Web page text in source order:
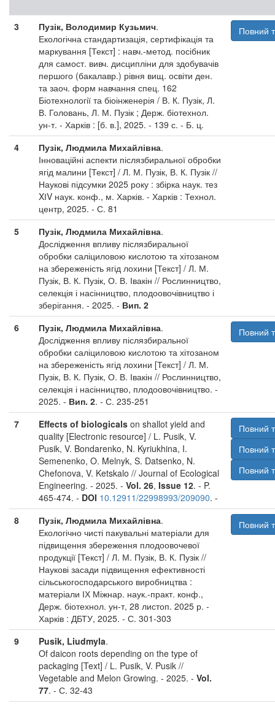
3 Пузік, Володимир Кузьмич.
Екологічна стандартизація, сертифікація та
маркування [Текст] : навч.-метод. посібник
для самост. вивч. дисципліни для здобувачів
першого (бакалавр.) рівня вищ. освіти ден.
та заоч. форм навчання спец. 162
Біотехнології та біоінженерія / В. К. Пузік, Л.
В. Головань, Л. М. Пузік ; Держ. біотехнол.
ун-т. - Харків : [б. в.], 2025. - 139 с. - Б. ц.
Повний
4 Пузік, Людмила Михайлівна.
Інноваційні аспекти післязбиральної обробки
ягід малини [Текст] / Л. М. Пузік, В. К. Пузік //
Наукові підсумки 2025 року : збірка наук. тез
XІV наук. конф., м. Харків. - Харків : Технол.
центр, 2025. - С. 81
5
Пузік, Людмила Михайлівна.
Дослідження впливу післязбиральної
обробки саліциловою кислотою та хітозаном
на збереженість ягід лохини [Текст] / Л. М.
Пузік, В. К. Пузік, О. В. Івакін // Рослинництво,
селекція і насінництво, плодоовочівництво і
зберігання. - 2025. - Вип. 2
6
Пузік, Людмила Михайлівна.
Дослідження впливу післязбиральної
обробки саліциловою кислотою та хітозаном
на збереженість ягід лохини [Текст] / Л. М.
Пузік, В. К. Пузік, О. В. Івакін // Рослинництво,
селекція і насінництво, плодоовочівництво. -
2025. - Вип. 2. - С. 235-251
Повний
7 Effects of biologicals on shallot yield and
quality [Electronic resource] / L. Pusik, V.
Pusik, V. Bondarenko, N. Kyriukhina, I.
Semenenko, O. Melnyk, S. Datsenko, N.
Chefonova, V. Ketskalo // Journal of Ecological
Engineering. - 2025. - Vol. 26, Issue 12. - P.
465-474. - DOI 10.12911/22998993/209090. -
Повний
Повний
Повний
8 Пузік, Людмила Михайлівна.
Екологічно чисті пакувальні матеріали для
підвищення збереження плодоовочевої
продукції [Текст] / Л. М. Пузік, В. К. Пузік //
Наукові засади підвищення ефективності
сільськогосподарського виробництва :
матеріали ІХ Міжнар. наук.-практ. конф.,
Держ. біотехнол. ун-т, 28 листоп. 2025 р. -
Харків : ДБТУ, 2025. - С. 301-303
Повний
9 Pusik, Liudmyla.
Of daicon roots depending on the type of
packaging [Text] / L. Pusik, V. Pusik //
Vegetable and Melon Growing. - 2025. - Vol.
77. - С. 32-43